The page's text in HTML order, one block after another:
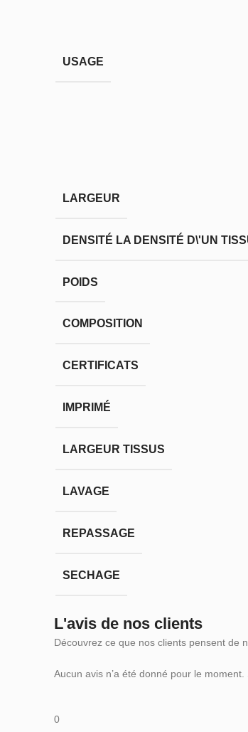
USAGE
LARGEUR
DENSITÉ LA DENSITÉ D\'UN
POIDS
COMPOSITION
CERTIFICATS
IMPRIMÉ
LARGEUR TISSUS
LAVAGE
REPASSAGE
SECHAGE
L'avis de nos clients
Découvrez ce que nos clients pensent de
Aucun avis n’a été donné pour le
0